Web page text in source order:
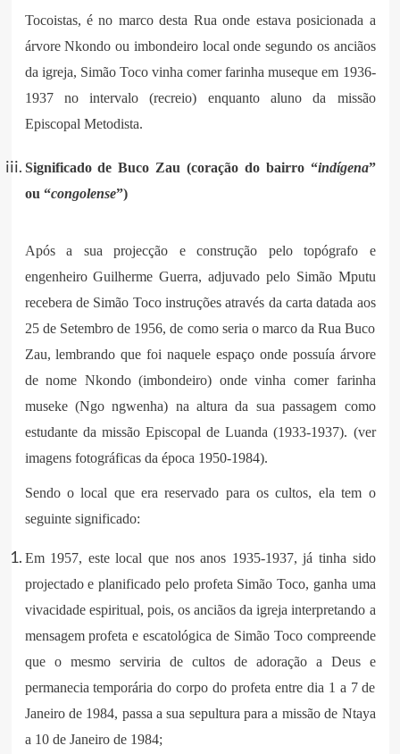
Tocoistas, é no marco desta Rua onde estava posicionada a
árvore Nkondo ou imbondeiro local onde segundo os anciãos
da igreja, Simão Toco vinha comer farinha museque em 1936-
1937 no intervalo (recreio) enquanto aluno da missão
Episcopal Metodista.
Significado de Buco Zau (coração do bairro “indígena”
ou “congolense”)
Após a sua projecção e construção pelo topógrafo e
engenheiro Guilherme Guerra, adjuvado pelo Simão Mputu
recebera de Simão Toco instruções através da carta datada aos
25 de Setembro de 1956, de como seria o marco da Rua Buco
Zau, lembrando que foi naquele espaço onde possuía árvore
de nome Nkondo (imbondeiro) onde vinha comer farinha
museke (Ngo ngwenha) na altura da sua passagem como
estudante da missão Episcopal de Luanda (1933-1937). (ver
imagens fotográficas da época 1950-1984).
Sendo o local que era reservado para os cultos, ela tem o
seguinte significado:
Em 1957, este local que nos anos 1935-1937, já tinha sido
projectado e planificado pelo profeta Simão Toco, ganha uma
vivacidade espiritual, pois, os anciãos da igreja interpretando a
mensagem profeta e escatológica de Simão Toco compreende
que o mesmo serviria de cultos de adoração a Deus e
permanecia temporária do corpo do profeta entre dia 1 a 7 de
Janeiro de 1984, passa a sua sepultura para a missão de Ntaya
a 10 de Janeiro de 1984;